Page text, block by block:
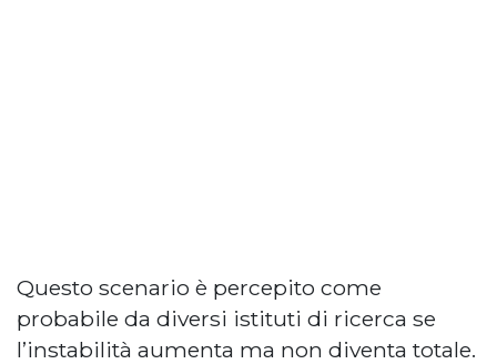
Questo scenario è percepito come
probabile da diversi istituti di ricerca se
l’instabilità aumenta ma non diventa totale.